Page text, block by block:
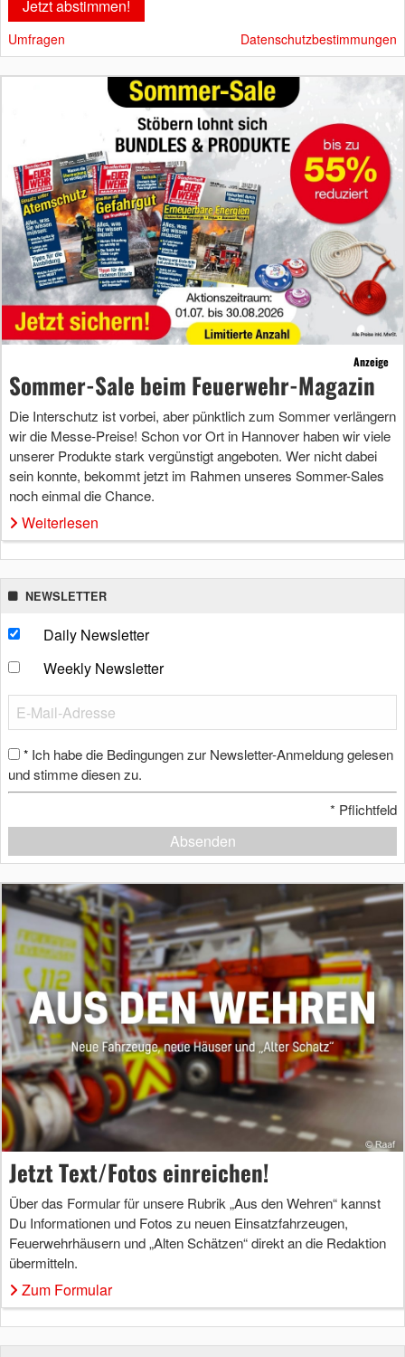
Umfragen Datenschutzbestimmungen
Anzeige
Sommer-Sale beim Feuerwehr-Magazin
Die Interschutz ist vorbei, aber pünktlich zum Sommer verlängern
wir die Messe-Preise! Schon vor Ort in Hannover haben wir viele
unserer Produkte stark vergünstigt angeboten. Wer nicht dabei
sein konnte, bekommt jetzt im Rahmen unseres Sommer-Sales
noch einmal die Chance.
Weiterlesen
NEWSLETTER
Daily Newsletter
Weekly Newsletter
* Ich habe die Bedingungen zur Newsletter-Anmeldung gelesen
und stimme diesen zu.
* Pflichtfeld
Absenden
Jetzt Text/Fotos einreichen!
Über das Formular für unsere Rubrik „Aus den Wehren“ kannst
Du Informationen und Fotos zu neuen Einsatzfahrzeugen,
Feuerwehrhäusern und „Alten Schätzen“ direkt an die Redaktion
übermitteln.
Zum Formular